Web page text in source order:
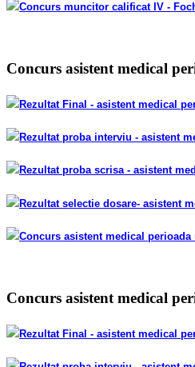
Concurs muncitor calificat IV -
Concurs asistent medical
Rezultat Final - asistent medical
Rezultat proba interviu - asistent
Rezultat proba scrisa - asistent
Rezultat selectie dosare- asistent
Concurs asistent medical
Concurs asistent medical
Rezultat Final - asistent medical